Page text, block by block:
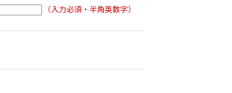
（入力必須・半角英数字）